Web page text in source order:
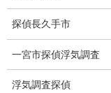
浮気調査時間
探偵長久手市
一宮市探偵浮気調査
浮気調査探偵